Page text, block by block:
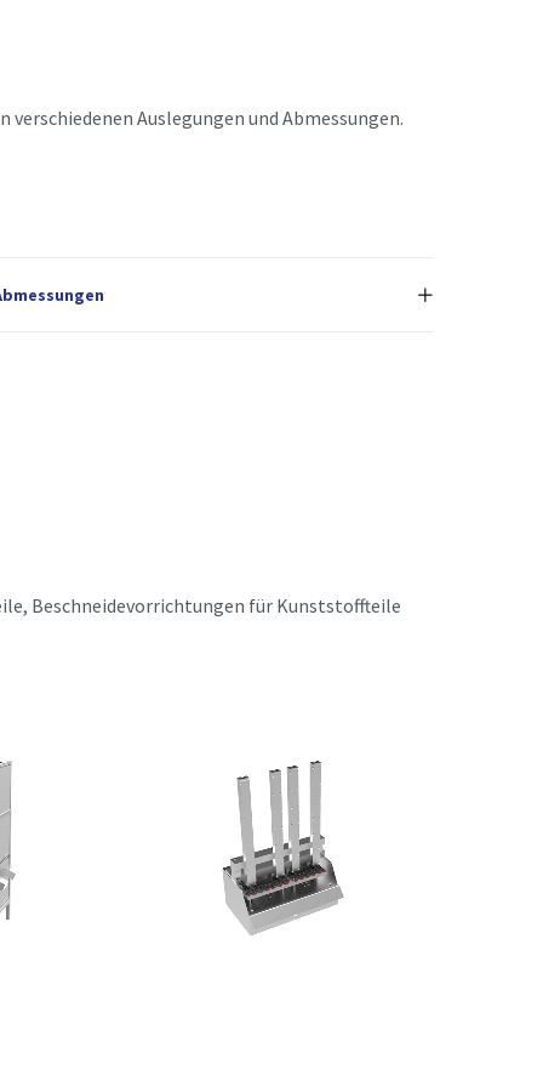
Auslegungen und Abmessungen.
Beschneidevorrichtungen für Kunststoffteile